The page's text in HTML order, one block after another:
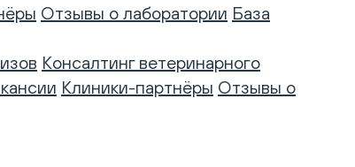
Отзывы о лаборатории База
Консалтинг ветеринарного
Клиники-партнёры Отзывы о